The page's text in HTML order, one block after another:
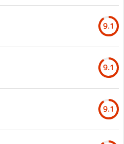
9.1
9.1
9.1